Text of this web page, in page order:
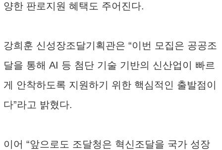
양한 판로지원 혜택도 주어진다.
강희훈 신성장조달기획관은 “이번 모집은 공공조
달을 통해 AI 등 첨단 기술 기반의 신산업이 빠르
게 안착하도록 지원하기 위한 핵심적인 출발점이
다”라고 밝혔다.
이어 “앞으로도 조달청은 혁신조달을 국가 성장